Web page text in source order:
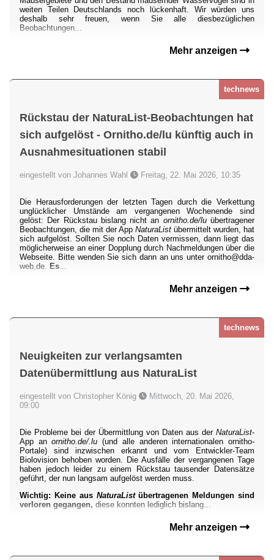
weiten Teilen Deutschlands noch lückenhaft. Wir würden uns
deshalb sehr freuen, wenn Sie alle diesbezüglichen
Beobachtungen...
Mehr anzeigen
technews
Rückstau der NaturaList-Beobachtungen hat
sich aufgelöst - Ornitho.de/lu künftig auch in
Ausnahmesituationen stabil
eingestellt von Johannes Wahl Freitag, 22. Mai 2026, 10:35
Die Herausforderungen der letzten Tagen durch die Verkettung
unglücklicher Umstände am vergangenen Wochenende sind
gelöst: Der Rückstau bislang nicht an ornitho.de/luübertragener
Beobachtungen, die mit der App NaturaList übermittelt wurden, hat
sich aufgelöst. Sollten Sie noch Daten vermissen, dann liegt das
möglicherweise an einer Dopplung durch Nachmeldungen über die
Webseite. Bitte wenden Sie sich dann an uns unter ornitho@dda-
web.de. Es...
Mehr anzeigen
technews
Neuigkeiten zur verlangsamten
Datenübermittlung aus NaturaList
eingestellt von Christopher König
Mittwoch, 20. Mai 2026,
09:00
Die Probleme bei der Übermittlung von Daten aus der NaturaList-
App anornitho.de/.lu (und alle anderen internationalen ornitho-
Portale) sind inzwischen erkannt und vom Entwickler-Team
Biolovision behoben worden. Die Ausfälle der vergangenen Tage
haben jedoch leider zu einem Rückstau tausender Datensätze
geführt, der nun langsam aufgelöst werden muss.
Wichtig: Keine aus NaturaListübertragenen Meldungen sind
verloren gegangen, diese konnten lediglich bislang...
Mehr anzeigen